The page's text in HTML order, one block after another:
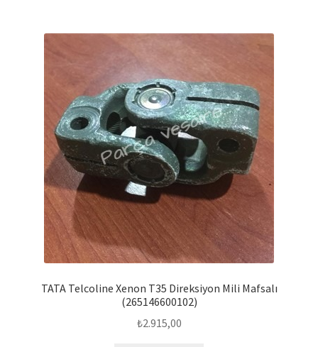
TATA Telcoline Xenon T35 Direksiyon Mili Mafsalı
(265146600102)
₺2.915,00